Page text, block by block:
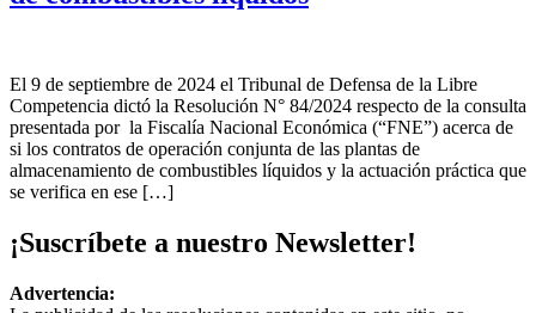
El 9 de septiembre de 2024 el Tribunal de Defensa de la Libre
Competencia dictó la Resolución N° 84/2024 respecto de la consulta
presentada por la Fiscalía Nacional Económica (“FNE”) acerca de
si los contratos de operación conjunta de las plantas de
almacenamiento de combustibles líquidos y la actuación práctica que
se verifica en ese […]
¡Suscríbete a nuestro Newsletter!
Advertencia: